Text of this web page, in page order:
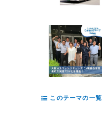
このテーマの一覧